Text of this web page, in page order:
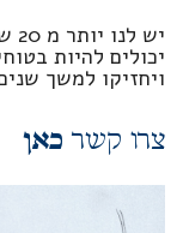
יכולים להיות
ויחזיקו למשך
צרו קשר כאן